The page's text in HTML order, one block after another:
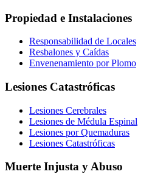
Propiedad e Instalaciones
Responsabilidad de Locales
Resbalones y Caídas
Envenenamiento por Plomo
Lesiones Catastróficas
Lesiones Cerebrales
Lesiones de Médula Espinal
Lesiones por Quemaduras
Lesiones Catastróficas
Muerte Injusta y Abuso